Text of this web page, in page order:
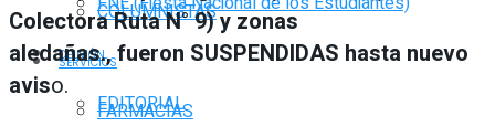
COLUMNISTAS
SERVICIOS
FARMACIAS
OPINIÓN
EDITORIAL
Colectora Ruta N° 9) y zonas
aledañas., fueron SUSPENDIDAS hasta nuevo
aviso.